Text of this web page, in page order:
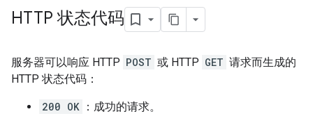
HTTP 状态代码
服务器可以响应 HTTP POST 或 HTTP GET 请求而生成的
HTTP 状态代码：
200 OK ：成功的请求。